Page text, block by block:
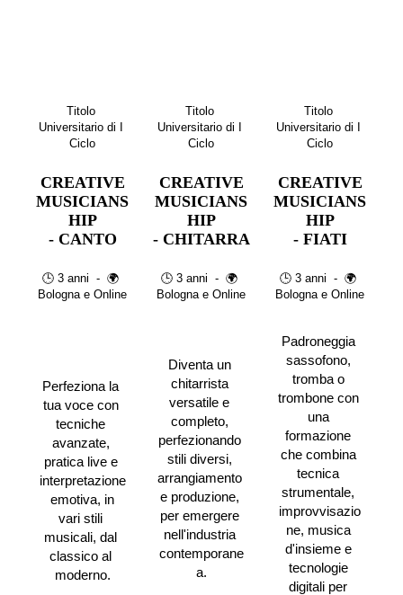
Titolo
Universitario di I
Ciclo
CREATIVE
MUSICIANS
HIP
- CANTO
Perfeziona la
tua voce con
tecniche
avanzate,
pratica live e
interpretazione
emotiva, in
vari stili
musicali, dal
classico al
moderno.
🕒 3 anni  -  🌍
Bologna e Online
Titolo
Universitario di I
Ciclo
CREATIVE
MUSICIANS
HIP
- CHITARRA
Diventa un
chitarrista
versatile e
completo,
perfezionando
stili diversi,
arrangiamento
e produzione,
per emergere
nell'industria
contemporane
a.
🕒 3 anni  -  🌍
Bologna e Online
Titolo
Universitario di I
Ciclo
CREATIVE
MUSICIANS
HIP
- FIATI
Padroneggia
sassofono,
tromba o
trombone con
una
formazione
che combina
tecnica
strumentale,
improvvisazio
ne, musica
d'insieme e
tecnologie
digitali per
🕒 3 anni  -  🌍
Bologna e Online